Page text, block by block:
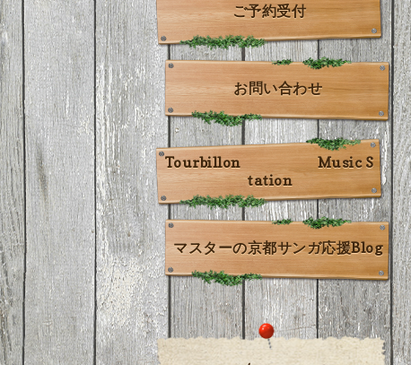
ご予約受付
お問い合わせ
Tourbillon Music S
tation
マスターの京都サンガ応援Blog